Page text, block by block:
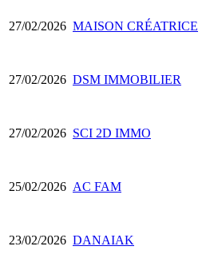
27/02/2026 MAISON CRÉATRICE
27/02/2026 DSM IMMOBILIER
27/02/2026 SCI 2D IMMO
25/02/2026 AC FAM
23/02/2026 DANAIAK